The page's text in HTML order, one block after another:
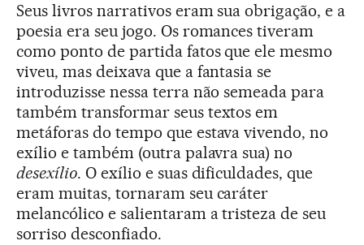
Seus livros narrativos eram sua obrigação, e a
poesia era seu jogo. Os romances tiveram
como ponto de partida fatos que ele mesmo
viveu, mas deixava que a fantasia se
introduzisse nessa terra não semeada para
também transformar seus textos em
metáforas do tempo que estava vivendo, no
exílio e também (outra palavra sua) no
desexílio. O exílio e suas dificuldades, que
eram muitas, tornaram seu caráter
melancólico e salientaram a tristeza de seu
sorriso desconfiado.